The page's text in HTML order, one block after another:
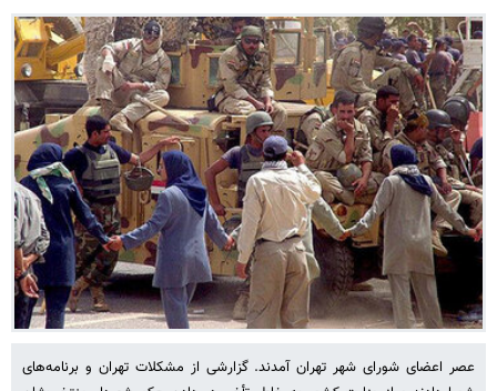
عصر اعضای شورای شهر تهران آمدند. گزارشی از مشکلات تهران و برنامه‌های